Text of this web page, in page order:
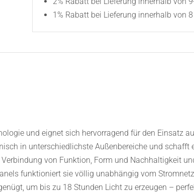
1% Rabatt bei Lieferung innerhalb von
und eignet sich hervorragend für den Einsatz
in unterschiedlichste Außenbereiche und schafft
von Funktion, Form und Nachhaltigkeit
funktioniert sie völlig unabhängig vom
um bis zu 18 Stunden Licht zu erzeugen –